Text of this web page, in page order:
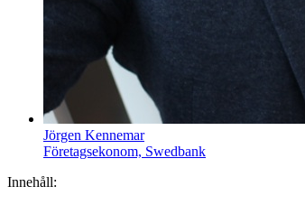
Jörgen Kennemar
Företagsekonom, Swedbank
Innehåll: